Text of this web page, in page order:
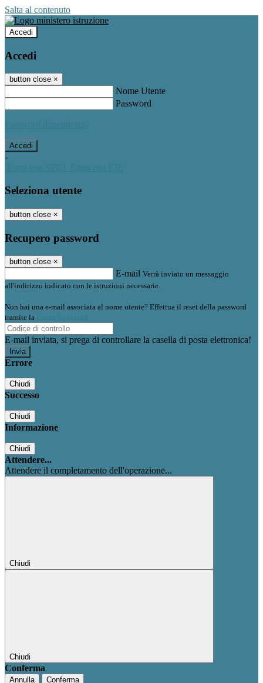
Salta al contenuto
Accedi
Accedi
button close ×
Nome Utente
Password
-
Seleziona utente
button close ×
Recupero password
button close ×
E-mail Verrà inviato un messaggio
all'indirizzo indicato con le istruzioni necessarie.
Non hai una e-mail associata al nome utente? Effettua il reset della password
tramite la
E-mail inviata, si prega di controllare la casella di posta elettronica!
Errore
Chiudi
Successo
Chiudi
Informazione
Chiudi
Attendere...
Attendere il completamento dell'operazione...
Chiudi
Chiudi
Conferma
Annulla Conferma